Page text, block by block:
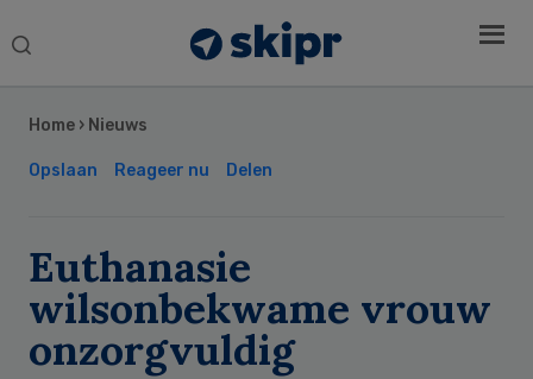
Search
Home › Nieuws
Opslaan Reageer nu Delen
Euthanasie
wilsonbekwame vrouw
onzorgvuldig
Sidebar